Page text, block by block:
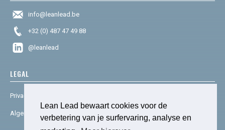
Lean Lead bewaart cookies voor de
verbetering van je surfervaring, analyse en
info@leanlead.be
+32 (0) 487 47 49 88
@leanlead
LEGAL
Privacy & cookies
Algemene voorwaarden